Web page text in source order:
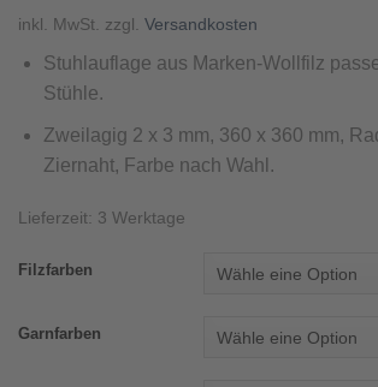
inkl. MwSt. zzgl. Versandkosten
Stuhlauflage aus Marken-Wollfilz
Stühle.
Zwei lagig 2 x 3 mm, 360 x 360 mm,
Ziernaht, Farbe nach Wahl.
Lieferzeit: 3 Werktage
Filzfarben
Garnfarben